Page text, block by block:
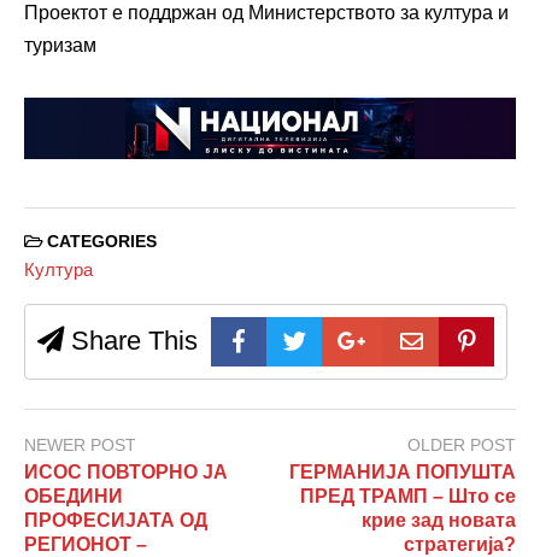
Проектот е поддржан од Министерството за култура и
туризам
CATEGORIES
Култура
Share This
NEWER POST
ИСОС ПОВТОРНО ЈА
ОБЕДИНИ
ПРОФЕСИЈАТА ОД
РЕГИОНОТ –
OLDER POST
ГЕРМАНИЈА ПОПУШТА
ПРЕД ТРАМП – Што се
крие зад новата
стратегија?